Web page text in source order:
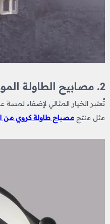
2. مصابيح الطاولة المودرن:
تُعتبر الخيار المثالي لإضفاء
مثل منتج مصباح طاولة كروي من